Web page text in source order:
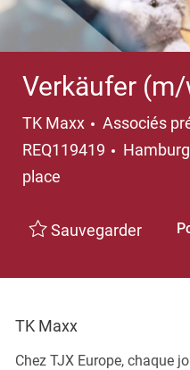
Verkäufer
TK Maxx
Associés
REQ119419
place
Sauvegarder
TK Maxx
Chez TJX Europe, chaque